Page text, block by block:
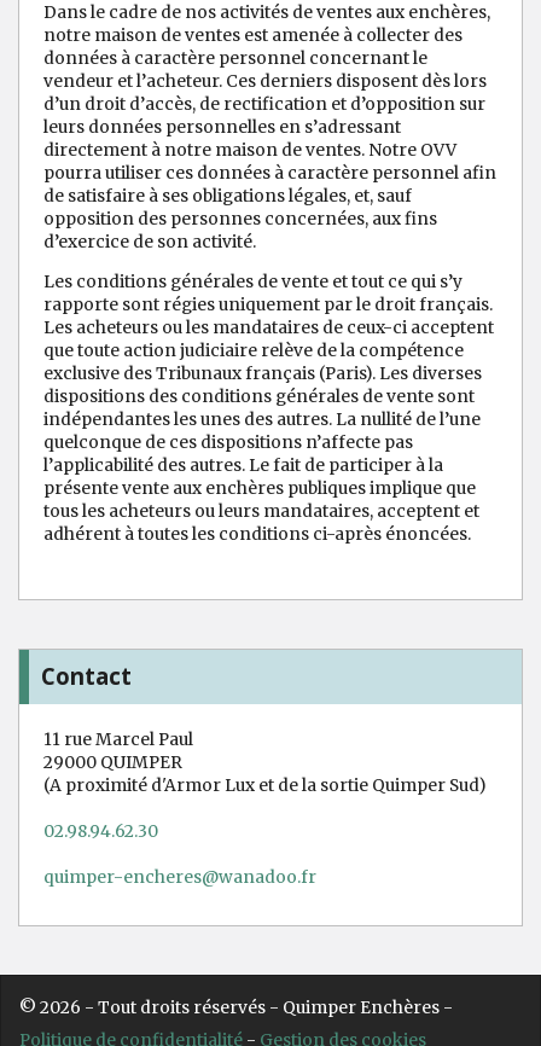
Dans le cadre de nos activités de ventes aux enchères,
notre maison de ventes est amenée à collecter des
données à caractère personnel concernant le
vendeur et l’acheteur. Ces derniers disposent dès lors
d’un droit d’accès, de rectification et d’opposition sur
leurs données personnelles en s’adressant
directement à notre maison de ventes. Notre OVV
pourra utiliser ces données à caractère personnel afin
de satisfaire à ses obligations légales, et, sauf
opposition des personnes concernées, aux fins
d’exercice de son activité.
Les conditions générales de vente et tout ce qui s’y
rapporte sont régies uniquement par le droit français.
Les acheteurs ou les mandataires de ceux-ci acceptent
que toute action judiciaire relève de la compétence
exclusive des Tribunaux français (Paris). Les diverses
dispositions des conditions générales de vente sont
indépendantes les unes des autres. La nullité de l’une
quelconque de ces dispositions n’affecte pas
l’applicabilité des autres. Le fait de participer à la
présente vente aux enchères publiques implique que
tous les acheteurs ou leurs mandataires, acceptent et
adhérent à toutes les conditions ci-après énoncées.
Contact
11 rue Marcel Paul
29000 QUIMPER
(A proximité d'Armor Lux et de la sortie Quimper Sud)
02.98.94.62.30
quimper-encheres@wanadoo.fr
© 2026 - Tout droits réservés - Quimper Enchères -
Politique de confidentialité - Gestion des cookies